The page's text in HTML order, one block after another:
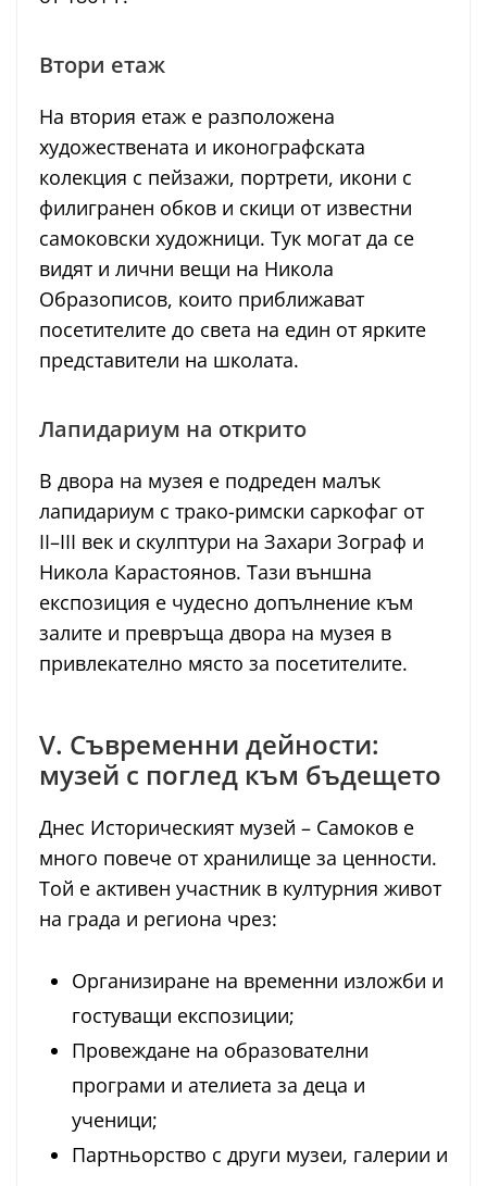
Втори етаж
На втория етаж е разположена
художествената и иконографската
колекция с пейзажи, портрети, икони с
филигранен обков и скици от известни
самоковски художници. Тук могат да се
видят и лични вещи на Никола
Образописов, които приближават
посетителите до света на един от ярките
представители на школата.
Лапидариум на открито
В двора на музея е подреден малък
лапидариум с трако-римски саркофаг от
II–III век и скулптури на Захари Зограф и
Никола Карастоянов. Тази външна
експозиция е чудесно допълнение към
залите и превръща двора на музея в
привлекателно място за посетителите.
V. Съвременни дейности:
музей с поглед към бъдещето
Днес Историческият музей – Самоков е
много повече от хранилище за ценности.
Той е активен участник в културния живот
на града и региона чрез:
Организиране на временни изложби и
гостуващи експозиции;
Провеждане на образователни
програми и ателиета за деца и
ученици;
Партньорство с други музеи, галерии и